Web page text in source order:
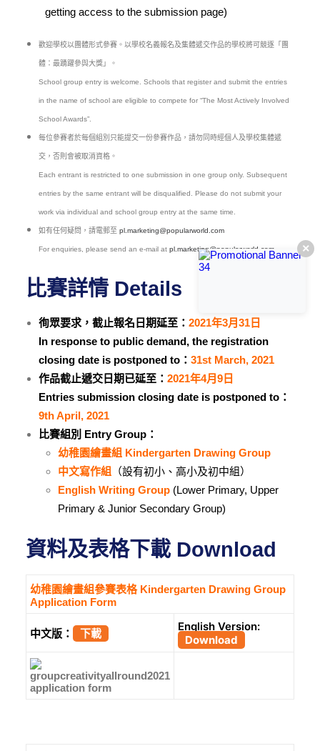
getting access to the submission page)
歡迎學校以團體形式參賽。以學校名義報名及集體遞交作品的學校將可競逐「團
體：最踴躍參與大獎」。
School group entry is welcome. Schools that register and submit the entries
in the name of school are eligible to compete for “The Most Actively Involved
School Awards”.
每位參賽者於每個組別只能提交一份參賽作品，請勿同時經個人及學校集體遞
交，否則會被取消資格。
Each entrant is restricted to one submission in one group only. Subsequent
entries by the same entrant will be disqualified. Please do not submit your
work via individual and school group entry at the same time.
如有任何疑問，請電郵至 pl.marketing@popularworld.com
For enquiries, please send an e-mail at pl.marketing@popularworld.com
比賽詳情 Details
徇眾要求，截止報名日期延至 ： 2021年3月31日
In response to public demand, the registration
closing date is postponed to： 31st March, 2021
作品截止遞交日期已延至： 2021年4月9日
Entries submission closing date is postponed to：
9th April, 2021
比賽組別 Entry Group：
幼稚園繪畫組 Kindergarten Drawing Group
中文寫作組
（設有初小、高小及初中組）
English Writing Group (Lower Primary, Upper
Primary & Junior Secondary Group)
資料及表格下載 Download
幼稚園繪畫組參賽表格 Kindergarten Drawing Group
Application Form
中文版： 下載
English Version:
Download
×